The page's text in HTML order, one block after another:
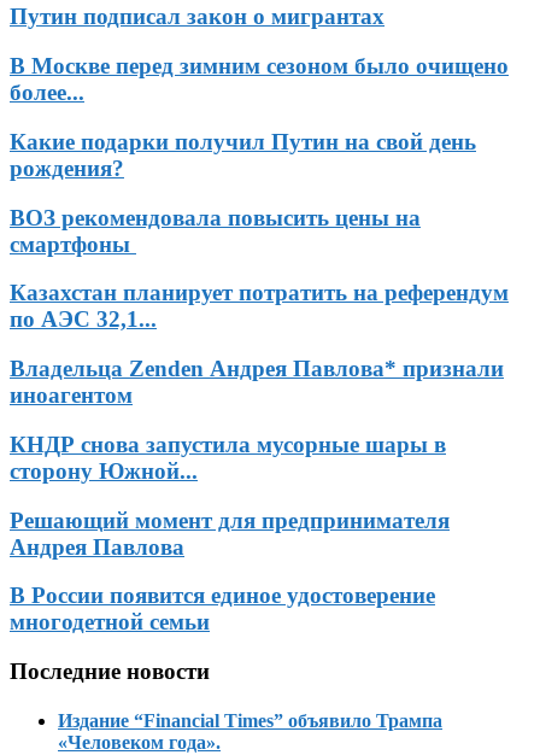
Путин подписал закон о мигрантах
В Москве перед зимним сезоном было очищено
более...
Какие подарки получил Путин на свой день
рождения?
ВОЗ рекомендовала повысить цены на
смартфоны
Казахстан планирует потратить на референдум
по АЭС 32,1...
Владельца Zenden Андрея Павлова* признали
иноагентом
КНДР снова запустила мусорные шары в
сторону Южной...
Решающий момент для предпринимателя
Андрея Павлова
В России появится единое удостоверение
многодетной семьи
Последние новости
Издание “Financial Times” объявило Трампа
«Человеком года».